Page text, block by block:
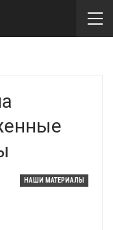
НАШИ МАТЕРИАЛЫ